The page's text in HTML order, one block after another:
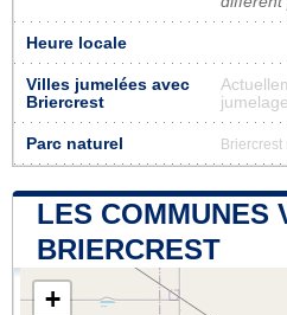
Heure locale
Villes jumelées avec
Briercrest
jumelage
Parc naturel Briercrest
LES COMMUNES
BRIERCREST
+